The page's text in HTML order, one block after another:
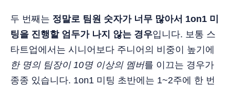
두 번째는 정말로 팀원 숫자가 너무 많아서 1on1 미
팅을 진행할 엄두가 나지 않는 경우입니다. 보통 스
타트업에서는 시니어보다 주니어의 비중이 높기에
한 명의 팀장이 10명 이상의 멤버를 이끄는 경우가
종종 있습니다. 1on1 미팅 초반에는 1~2주에 한 번